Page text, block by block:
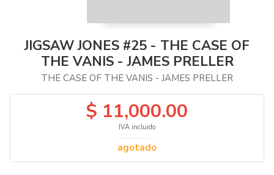
JIGSAW JONES #25 - THE CASE OF
THE VANIS - JAMES PRELLER
THE CASE OF THE VANIS - JAMES PRELLER
$ 11,000.00
IVA incluido
agotado